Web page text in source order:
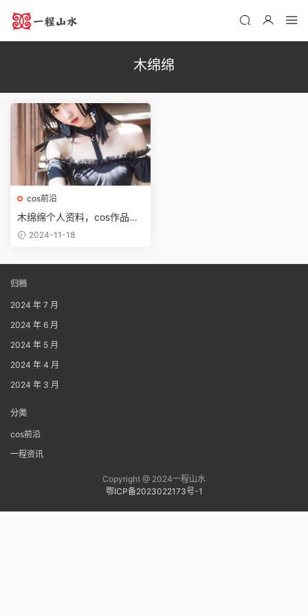
木绵绵
cos前沿
木绵绵个人资料，cos作品让
人陶醉其中
2024-11-18
归档
2024 年 7 月
2024 年 6 月
2024 年 5 月
2024 年 4 月
2024 年 3 月
分类
cos前沿
一程资讯
Copyright @ 2024一程山水
鄂ICP备2023022173号-1